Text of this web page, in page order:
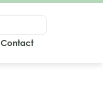
Contact